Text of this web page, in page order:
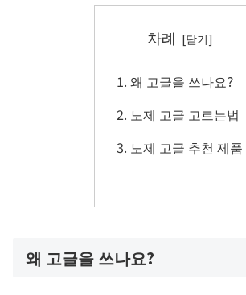
차례
왜 고글을 쓰나요?
노제 고글 고르는법
노제 고글 추천 제품
왜 고글을 쓰나요?